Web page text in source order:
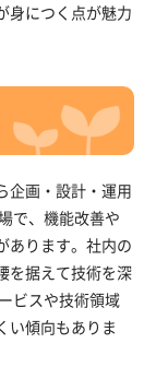
身につく点が魅力
企画・設計・運用
で、機能改善や
あります。社内の
を据えて技術を深
ビスや技術領域
い傾向もありま